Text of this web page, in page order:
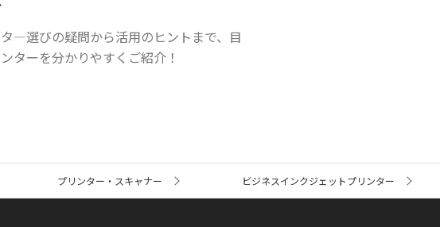
―選びの疑問から活用のヒントまで、目
ターを分かりやすくご紹介！
プリンター・スキャナー ビジネスインクジェットプリンター